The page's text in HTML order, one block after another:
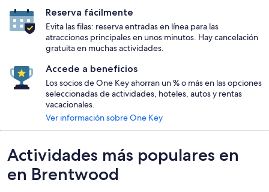
Reserva fácilmente
Evita las filas: reserva entradas en línea para las
atracciones principales en unos minutos. Hay cancelación
gratuita en muchas actividades.
Accede a beneficios
Los socios de One Key ahorran un % o más en las opciones
seleccionadas de actividades, hoteles, autos y rentas
vacacionales.
Ver información sobre One Key
Actividades más populares en
en Brentwood